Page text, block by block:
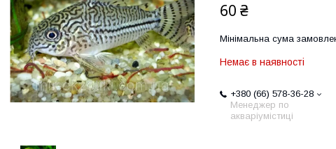
60 ₴
Мінімальна сума
Немає в наявності
+380 (66) 578-36-28
Менеджер по
акваріумістиці